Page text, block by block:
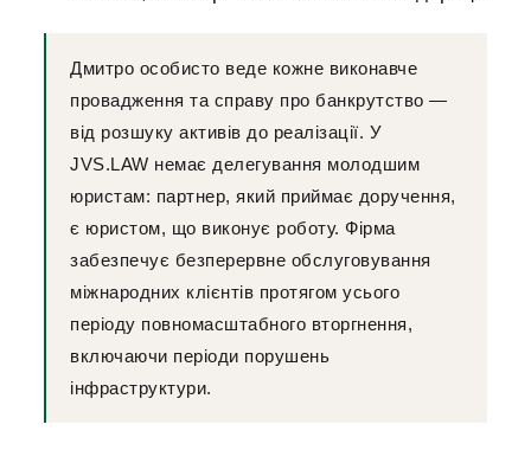
Дмитро особисто веде кожне виконавче
провадження та справу про банкрутство —
від розшуку активів до реалізації. У
JVS.LAW немає делегування молодшим
юристам: партнер, який приймає доручення,
є юристом, що виконує роботу. Фірма
забезпечує безперервне обслуговування
міжнародних клієнтів протягом усього
періоду повномасштабного вторгнення,
включаючи періоди порушень
інфраструктури.